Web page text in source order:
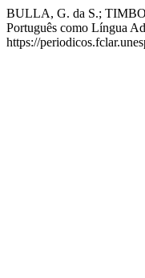
BULLA, G. da S.;
Português como Língua
https://